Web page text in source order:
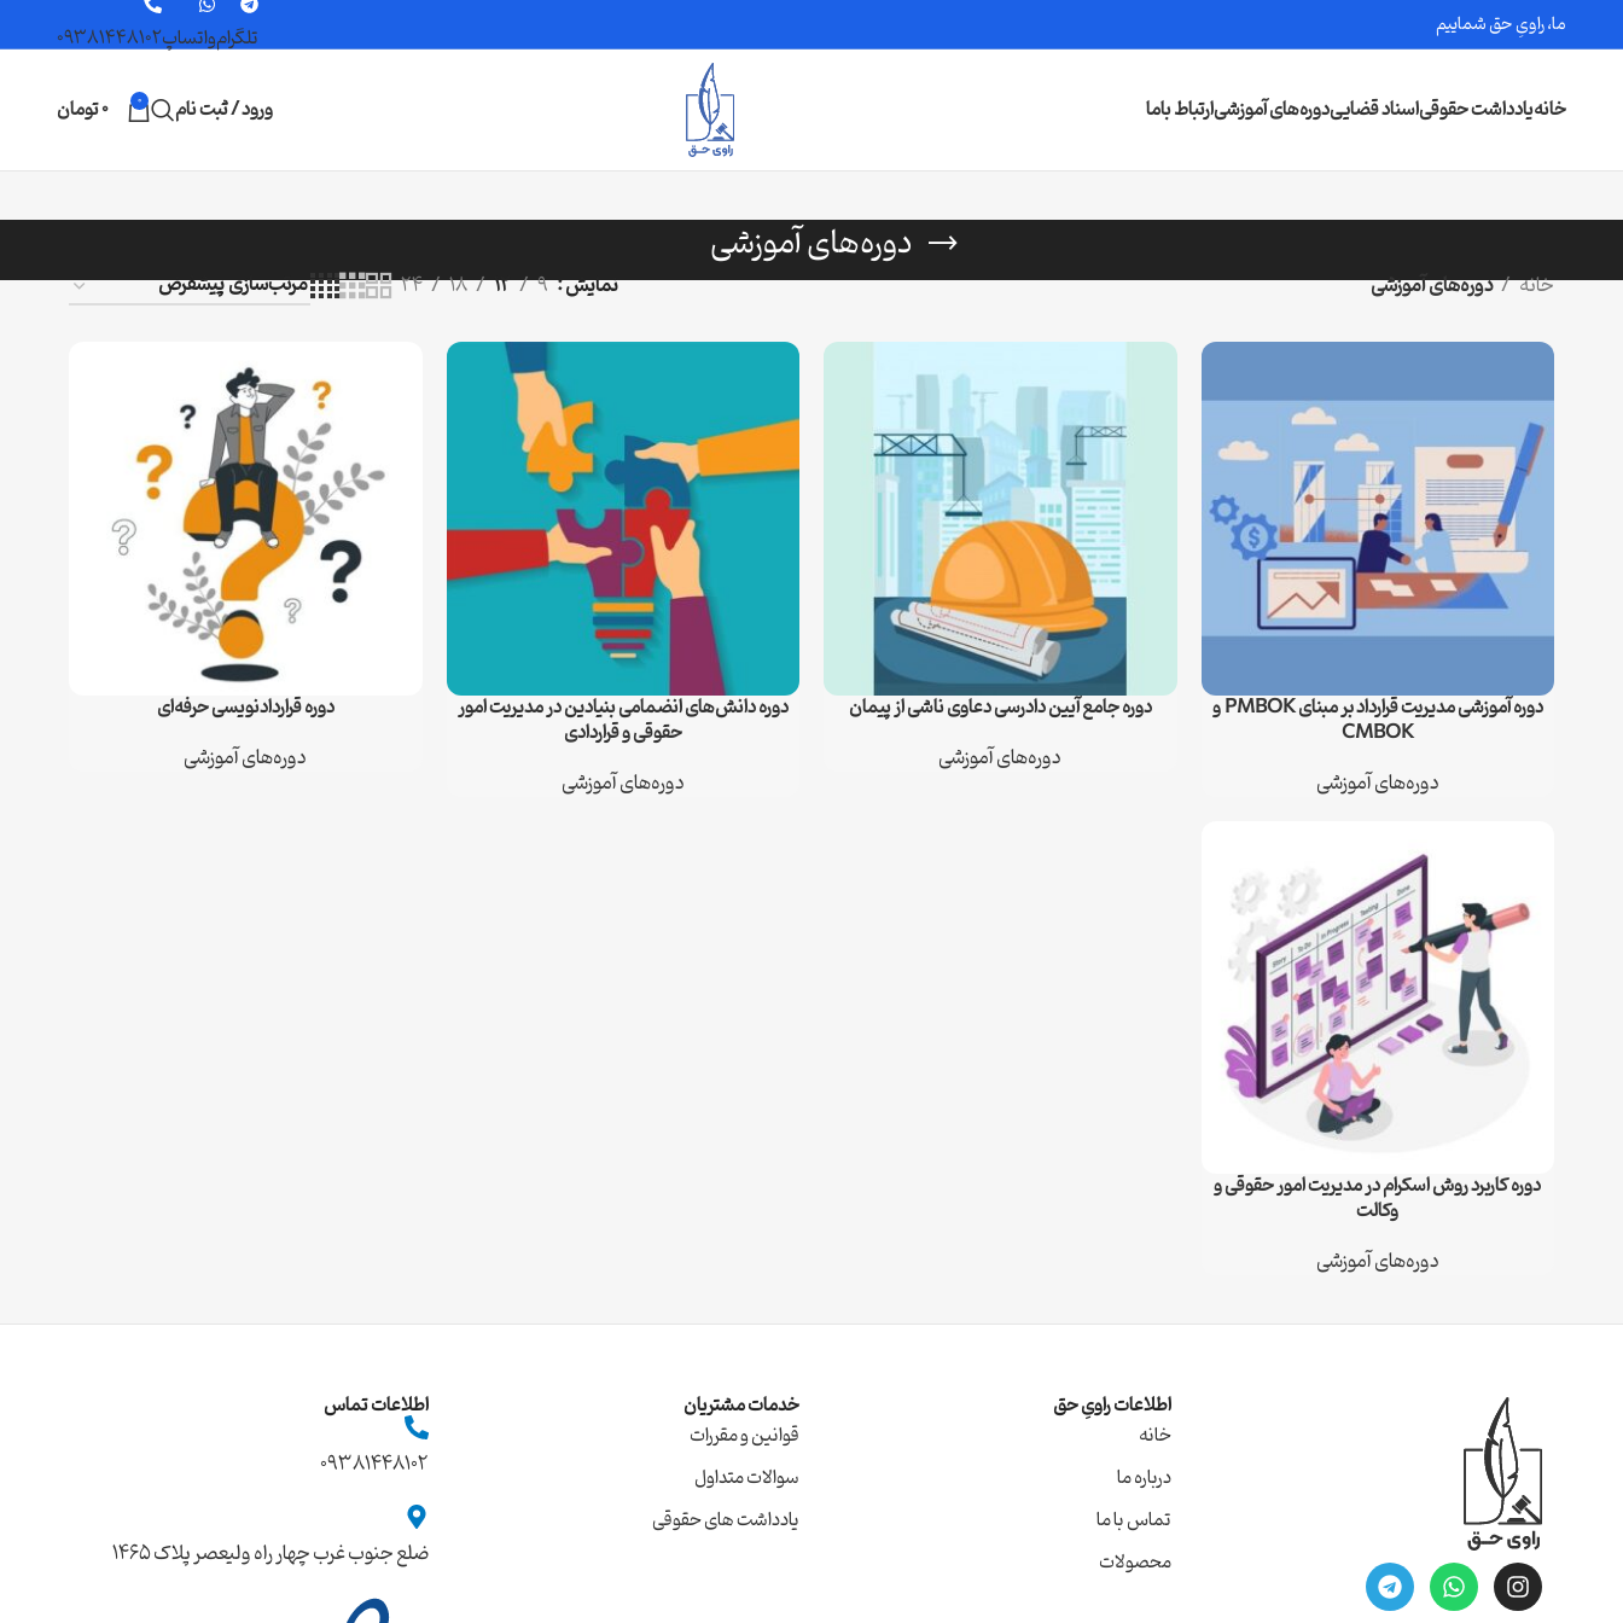
ما، راویِ حق شماییم
تلگرامواتساپ09381448102
خانهیادداشت حقوقیاسناد قضاییدوره‌های آموزشیارتباط باما ورود / ثبت نام 0
0تومان
دوره‌های آموزشی
خانه دوره‌های آموزشی نمایش 9
12
18
24
اطلاعات بیشتر
دوره آموزشی مدیریت قرارداد بر مبنای PMBOK و
CMBOK
دوره‌های آموزشی
اطلاعات بیشتر
دوره جامع آیین دادرسی دعاوی ناشی از پیمان
دوره‌های آموزشی
اطلاعات بیشتر
دوره دانش‌های انضمامی بنیادین در مدیریت امور
حقوقی و قراردادی
دوره‌های آموزشی
اطلاعات بیشتردوره قراردادنویسی حرفه‌ای
دوره‌های آموزشی
اطلاعات بیشتر
دوره کاربرد روش اسکرام در مدیریت امور حقوقی و
وکالت
دوره‌های آموزشی
اطلاعات راویِ حق
خانه
درباره ما
تماس با ما
محصولات
خدمات مشتریان
قوانین و مقررات
سوالات متداول
یادداشت های حقوقی
اطلاعات تماس
09381448102
ضلع جنوب غرب چهار راه ولیعصر پلاک ۱۴۶۵